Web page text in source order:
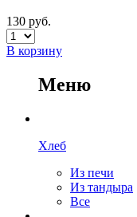
130 руб.
В корзину
Меню
Хлеб
Из печи
Из тандыра
Все